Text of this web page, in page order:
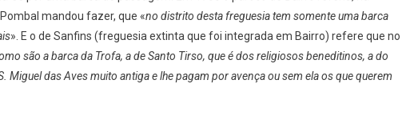
mandou fazer, que «no distrito desta freguesia tem somente uma barca
». E o de Sanfins (freguesia extinta que foi integrada em Bairro) refere que no
são a barca da Trofa, a de Santo Tirso, que é dos religiosos beneditinos, a do
Miguel das Aves muito antiga e lhe pagam por avença ou sem ela os que querem